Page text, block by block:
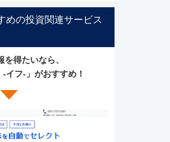
めの投資関連サービス
を得たいなら、
イフ-」がおすすめ！